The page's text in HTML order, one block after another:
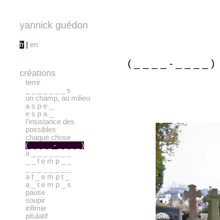
yannick guédon
fr en
créations
terrir
_ _ _ _ _ _ _ s
un champ, au milieu
a s p e _
e s p a _
l'insistance des
possibles
chaque chose
( _ _ _ _ - _ _ _ _ )
a _ _ _ _ _ _ _
_ _ t e m p _ _
a t _ e m p t _
a _ t e m p _ s
pause
soupir
infimie
pitulatif
( _ _ _ _ - _ _ _ _ )